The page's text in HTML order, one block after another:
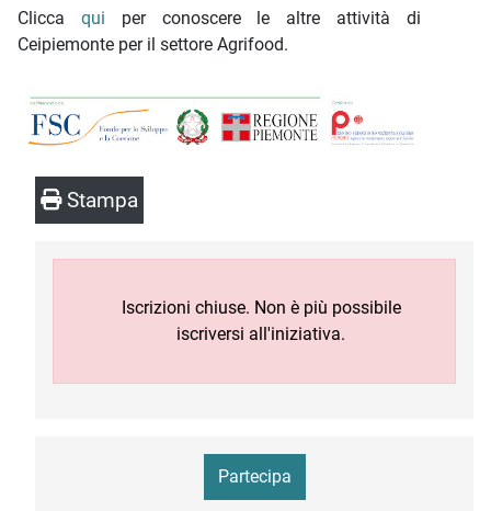
Clicca qui per conoscere le altre attività di
Ceipiemonte per il settore Agrifood.
Stampa
Iscrizioni chiuse. Non è più possibile
iscriversi all'iniziativa.
Partecipa